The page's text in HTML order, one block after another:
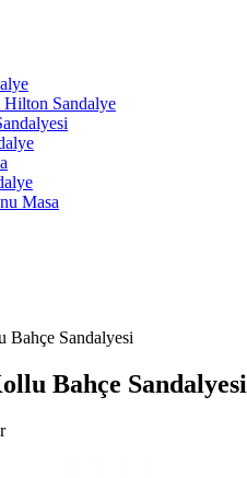
Sandalye
Masa
Bahçe Sandalyesi
Bahçe Sandalyesi